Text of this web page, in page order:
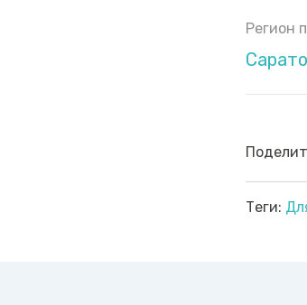
Регион
Теги: